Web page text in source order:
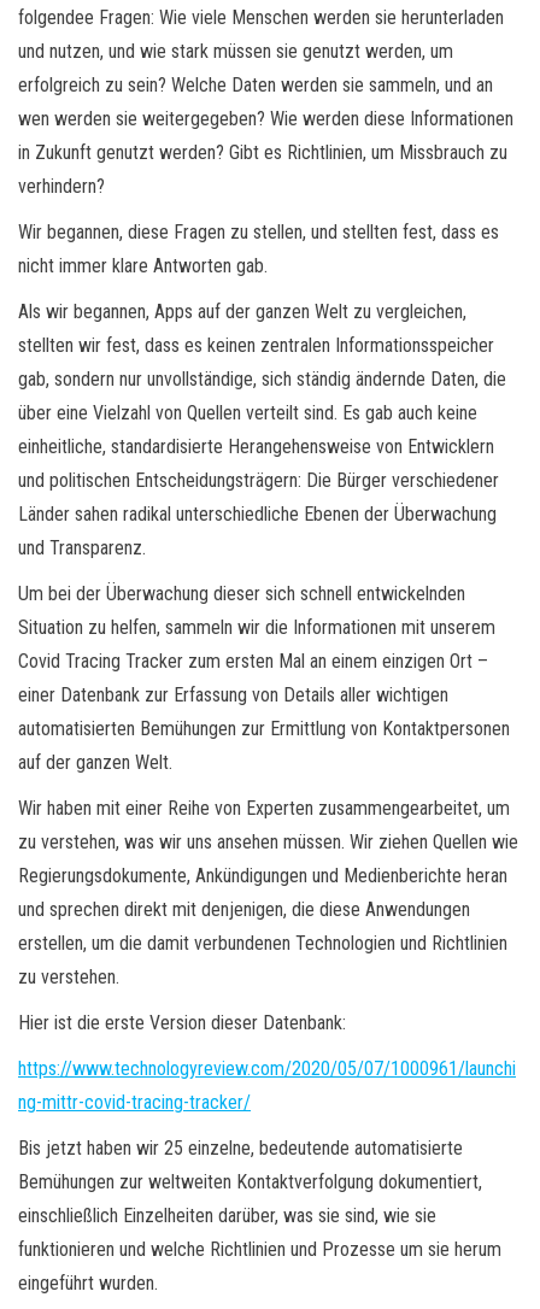
folgendee Fragen: Wie viele Menschen werden sie herunterladen
und nutzen, und wie stark müssen sie genutzt werden, um
erfolgreich zu sein? Welche Daten werden sie sammeln, und an
wen werden sie weitergegeben? Wie werden diese Informationen
in Zukunft genutzt werden? Gibt es Richtlinien, um Missbrauch zu
verhindern?
Wir begannen, diese Fragen zu stellen, und stellten fest, dass es
nicht immer klare Antworten gab.
Als wir begannen, Apps auf der ganzen Welt zu vergleichen,
stellten wir fest, dass es keinen zentralen Informationsspeicher
gab, sondern nur unvollständige, sich ständig ändernde Daten, die
über eine Vielzahl von Quellen verteilt sind. Es gab auch keine
einheitliche, standardisierte Herangehensweise von Entwicklern
und politischen Entscheidungsträgern: Die Bürger verschiedener
Länder sahen radikal unterschiedliche Ebenen der Überwachung
und Transparenz.
Um bei der Überwachung dieser sich schnell entwickelnden
Situation zu helfen, sammeln wir die Informationen mit unserem
Covid Tracing Tracker zum ersten Mal an einem einzigen Ort –
einer Datenbank zur Erfassung von Details aller wichtigen
automatisierten Bemühungen zur Ermittlung von Kontaktpersonen
auf der ganzen Welt.
Wir haben mit einer Reihe von Experten zusammengearbeitet, um
zu verstehen, was wir uns ansehen müssen. Wir ziehen Quellen wie
Regierungsdokumente, Ankündigungen und Medienberichte heran
und sprechen direkt mit denjenigen, die diese Anwendungen
erstellen, um die damit verbundenen Technologien und Richtlinien
zu verstehen.
Hier ist die erste Version dieser Datenbank:
https://www.technologyreview.com/2020/05/07/1000961/launchi
ng-mittr-covid-tracing-tracker/
Bis jetzt haben wir 25 einzelne, bedeutende automatisierte
Bemühungen zur weltweiten Kontaktverfolgung dokumentiert,
einschließlich Einzelheiten darüber, was sie sind, wie sie
funktionieren und welche Richtlinien und Prozesse um sie herum
eingeführt wurden.